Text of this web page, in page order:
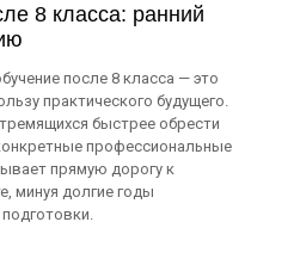
8 класса: ранний
после 8 класса — это
практического будущего.
быстрее обрести
профессиональные
прямую дорогу к
минуя долгие годы